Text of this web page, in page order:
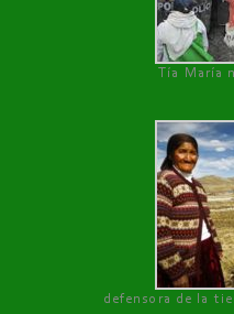
Tía María
defensora de la